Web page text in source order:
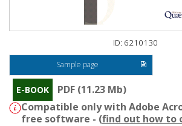
ID: 6210130
Sample page
E-BOOK
PDF (11.23 Mb)
Compatible only with Adobe
free software - (find out how to